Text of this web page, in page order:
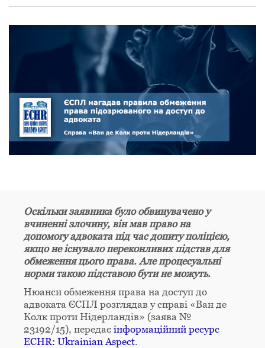
Оскільки заявника було обвинувачено у
вчиненні злочину, він мав право на
допомогу адвоката під час допиту поліцією,
якщо не існувало переконливих підстав для
обмеження цього права. Але процесуальні
норми такою підставою бути не можуть.
Нюанси обмеження права на доступ до
адвоката ЄСПЛ розглядав у справі «Ван де
Колк проти Нідерландів» (заява №
23192/15), передає інформаційний ресурс
ECHR: Ukrainian Aspect.